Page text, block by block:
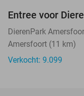
Entree voor
DierenPark
Amersfoort (11 km)
Verkocht: 9.099